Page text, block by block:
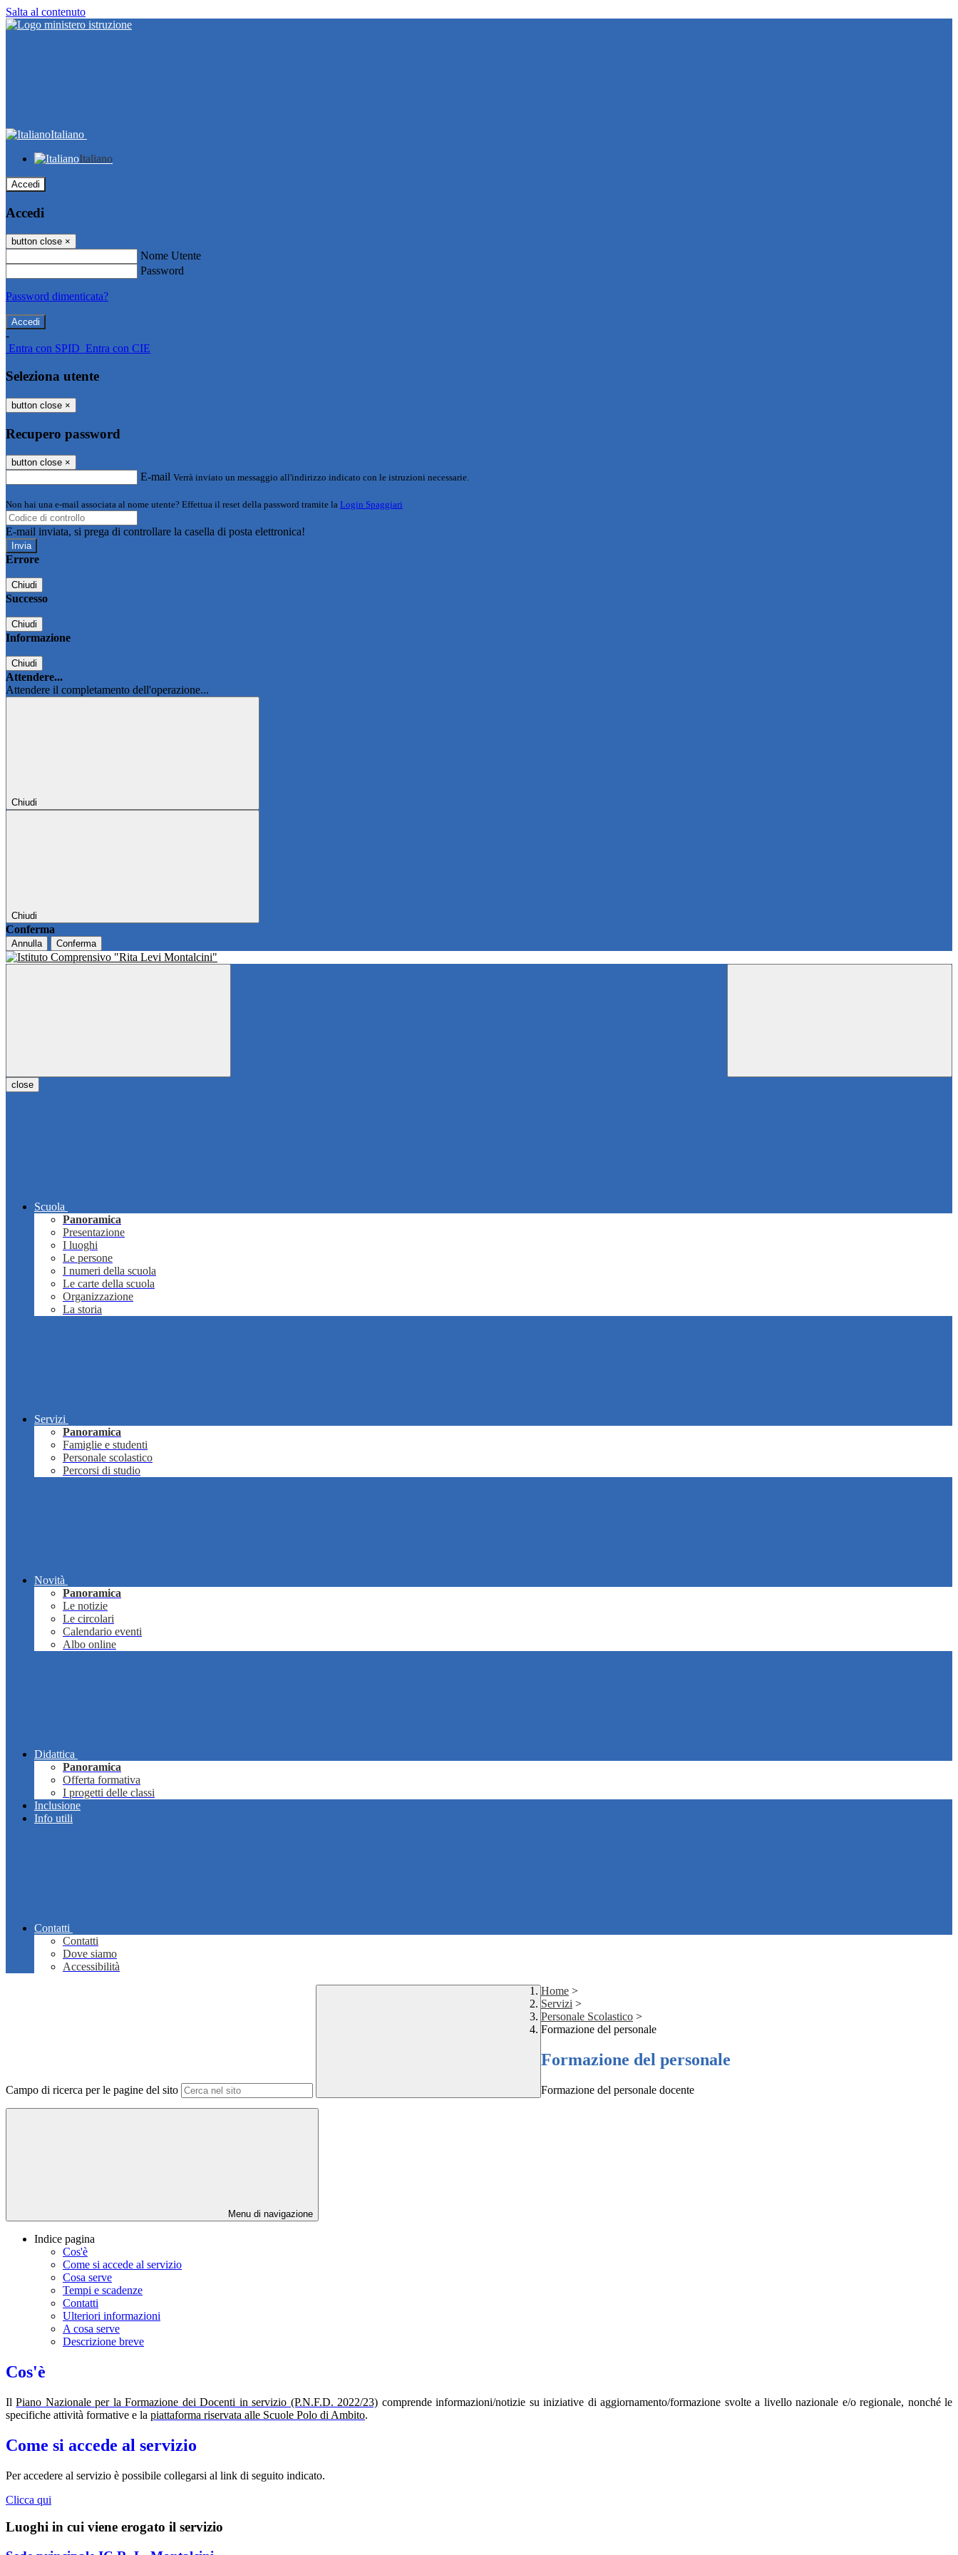
Salta al contenuto
Italiano
Italiano
Accedi
Accedi
button close ×
Nome Utente
Password
Password dimenticata?
-
Entra con SPID Entra con CIE
Seleziona utente
button close ×
Recupero password
button close ×
E-mail Verrà inviato un messaggio all'indirizzo indicato con le istruzioni necessarie.
Non hai una e-mail associata al nome utente? Effettua il reset della password tramite la Login Spaggiari
E-mail inviata, si prega di controllare la casella di posta elettronica!
Errore
Chiudi
Successo
Chiudi
Informazione
Chiudi
Attendere...
Attendere il completamento dell'operazione...
Chiudi
Chiudi
Conferma
Annulla Conferma
close
Scuola
Panoramica
Presentazione
I luoghi
Le persone
I numeri della scuola
Le carte della scuola
Organizzazione
La storia
Servizi
Panoramica
Famiglie e studenti
Personale scolastico
Percorsi di studio
Novità
Panoramica
Le notizie
Le circolari
Calendario eventi
Albo online
Didattica
Panoramica
Offerta formativa
I progetti delle classi
Inclusione
Info utili
Contatti
Contatti
Dove siamo
Accessibilità
Campo di ricerca per le pagine del sito
Home >
Servizi >
Personale Scolastico >
Formazione del personale
Formazione del personale
Formazione del personale docente
Menu di navigazione
Indice pagina
Cos'è
Come si accede al servizio
Cosa serve
Tempi e scadenze
Contatti
Ulteriori informazioni
A cosa serve
Descrizione breve
Cos'è
IlPiano Nazionale per la Formazione dei Docenti in servizio (P.N.F.D. 2022/23) comprende informazioni/notizie su iniziative di aggiornamento/formazione svolte a livello nazionale e/o regionale, nonché le
specifiche attività formative e la piattaforma riservata alle Scuole Polo di Ambito.
Come si accede al servizio
Per accedere al servizio è possibile collegarsi al link di seguito indicato.
Clicca qui
Luoghi in cui viene erogato il servizio